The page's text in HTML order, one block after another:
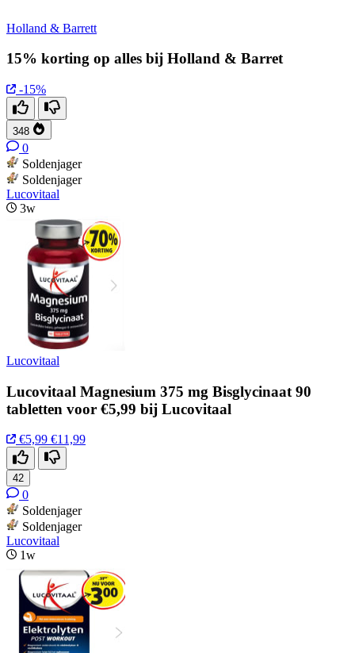
Holland & Barrett
15% korting op alles bij Holland & Barret
-15%
348
0
Soldenjager
Soldenjager
Lucovitaal
3w
Lucovitaal
Lucovitaal Magnesium 375 mg Bisglycinaat 90
tabletten voor €5,99 bij Lucovitaal
€5,99 €11,99
42
0
Soldenjager
Soldenjager
Lucovitaal
1w